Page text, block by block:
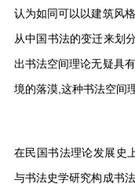
认为如同可以以建筑风
从中国书法的变迁来划
出书法空间理论无疑具
境的落漠,这种书法空间
在民国书法理论发展史
与书法史学研究构成书